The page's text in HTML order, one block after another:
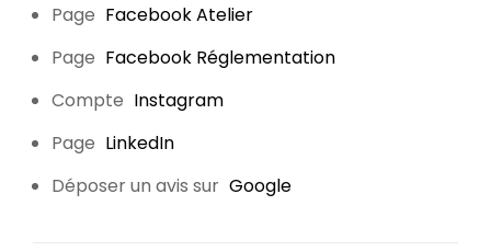
Page Facebook Atelier
Page Facebook Réglementation
Compte Instagram
Page LinkedIn
Déposer un avis sur Google